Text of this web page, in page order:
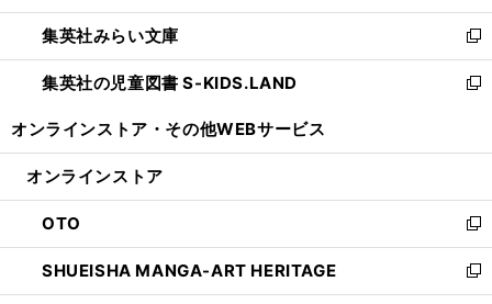
開
く
ウ
で
開
く
ン
ド
ウ
で
ウ
ィ
ン
ド
開
集英社みらい文庫
新
し
い
ン
ウ
で
開
く
集英社の児童図書 S-KIDS.LAND
新
ウ
ン
ド
ウ
で
開
オンラインストア・ その他WEBサービス
オンラインストア
OTO
新
し
い
ウ
SHUEISHA MANGA-ART HERITAGE
新
し